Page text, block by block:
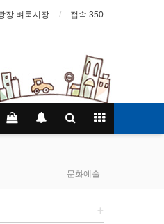
장 벼룩시장 접속 350
문화예술
+